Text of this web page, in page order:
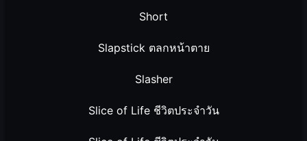
Short
Slapstick ตลกหน้าตาย
Slasher
Slice of Life ชีวิตประจำวัน